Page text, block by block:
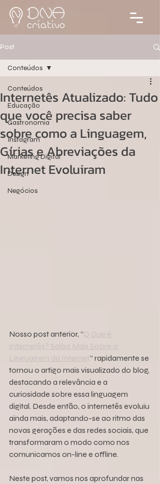
Post
Conteúdos
Educação
Gastronomia
Instagram
Marketing Digital
Design
Negócios
Conteúdos
Internetês Atualizado: Tudo
que você precisa saber
sobre como a Linguagem,
Gírias e Abreviações da
Internet Evoluiram
Nosso post anterior, “
Internetês? Saiba Mais Sobre a
Linguagem da Internet, ” rapidamente se
tornou o artigo mais visualizado do blog,
destacando a relevância e a
curiosidade sobre essa linguagem
digital. Desde então, o internetês evoluiu
ainda mais, adaptando-se ao ritmo das
novas gerações e das redes sociais, que
transformaram o modo como nos
comunicamos on-line e offline.
Neste post, vamos nos aprofundar nas